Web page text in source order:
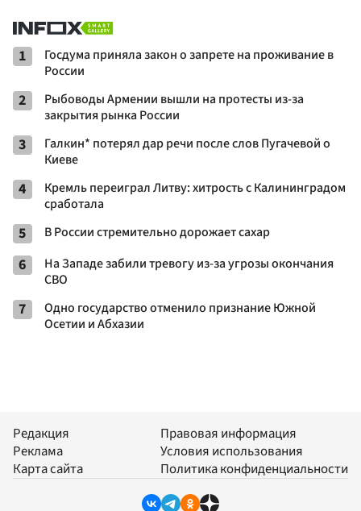
1
Госдума приняла закон о запрете на проживание в
России
2
Рыбоводы Армении вышли на протесты из-за
закрытия рынка России
3
Галкин* потерял дар речи после слов Пугачевой о
Киеве
4
Кремль переиграл Литву: хитрость с Калининградом
сработала
5 В России стремительно дорожает сахар
6
На Западе забили тревогу из-за угрозы окончания
СВО
7
Одно государство отменило признание Южной
Осетии и Абхазии
Редакция
Реклама
Карта сайта
Правовая информация
Условия использования
Политика конфиденциальности